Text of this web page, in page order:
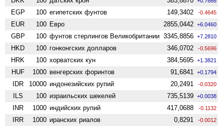
EGP 100 египетских фунтов 149,3402 -0.4645
EUR 100 Евро 2855,0442 +6.0460
GBP 100 фунтов стерлингов Велико­британии 3345,8856 +7.2810
HKD 100 гонконгских долларов 346,0702 -0.5696
HRK 100 хорватских кун 384,5695 +1.3821
HUF 1000 венгерских форинтов 91,6841 +0.1794
IDR 10000 индонезийских рупий 20,2491 -0.0320
ILS 100 израильских шекелей 735,5139 +0.0038
INR 1000 индийских рупий 417,0688 -0.1132
IRR 1000 иранских риалов 0,8291 -0.0012